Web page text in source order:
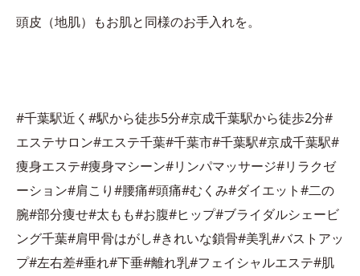
頭皮（地肌）もお肌と同様のお手入れを。
#千葉駅近く#駅から徒歩5分#京成千葉駅から徒歩2分#
エステサロン#エステ千葉#千葉市#千葉駅#京成千葉駅#
痩身エステ#痩身マシーン#リンパマッサージ#リラクゼ
ーション#肩こり#腰痛#頭痛#むくみ#ダイエット#二の
腕#部分痩せ#太もも#お腹#ヒップ#ブライダルシェービ
ング千葉#肩甲骨はがし#きれいな鎖骨#美乳#バストアッ
プ#左右差#垂れ#下垂#離れ乳#フェイシャルエステ#肌